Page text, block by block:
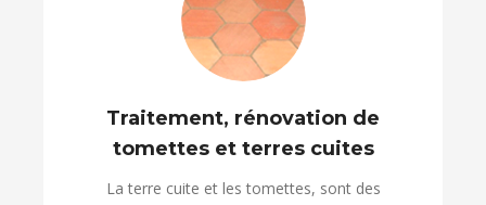
Traitement, rénovation de
tomettes et terres cuites
La terre cuite et les tomettes, sont des